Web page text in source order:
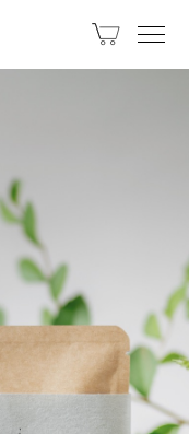
こぞらのおやつ
ベビー用品
珈琲・器具